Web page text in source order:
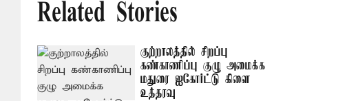
Related Stories
குற்றாலத்தில் சிறப்பு
கண்காணிப்பு குழு அமைக்க
மதுரை ஐகோர்ட்டு கிளை
உத்தரவு